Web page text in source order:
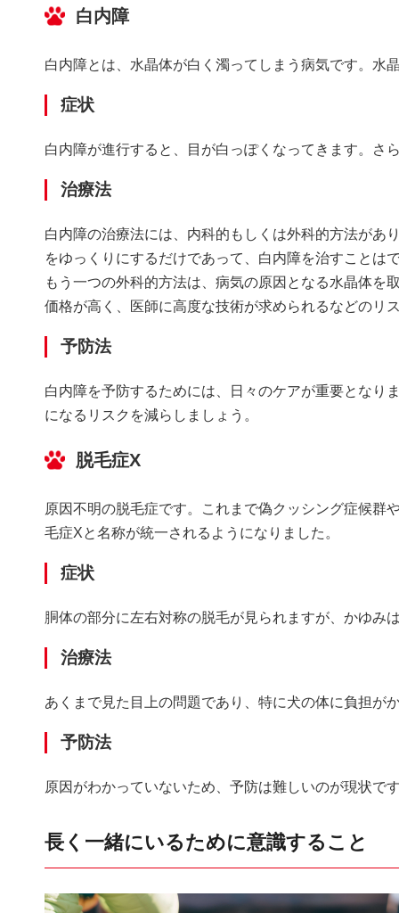
白内障
白内障とは、水晶体が白く濁ってしまう病気です。水
症状
白内障が進行すると、目が白っぽくなってきます。さ
治療法
白内障の治療法には、内科的もしくは外科的方法があ
をゆっくりにするだけであって、白内障を治すことは
もう一つの外科的方法は、病気の原因となる水晶体を
価格が高く、医師に高度な技術が求められるなどのリ
予防法
白内障を予防するためには、日々のケアが重要となり
になるリスクを減らしましょう。
脱毛症X
原因不明の脱毛症です。これまで偽クッシング症候群
毛症Xと名称が統一されるようになりました。
症状
胴体の部分に左右対称の脱毛が見られますが、かゆみ
治療法
あくまで見た目上の問題であり、特に犬の体に負担が
予防法
原因がわかっていないため、予防は難しいのが現状で
長く一緒にいるために意識すること